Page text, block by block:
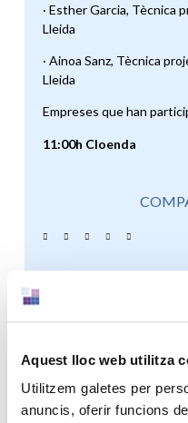
Aquest lloc web utilitza
Utilitzem galetes per
anuncis, oferir funcions
· Esther Garcia, Tècnica
Lleida
· Ainoa Sanz, Tècnica
Lleida
Empreses que han
11:00h Cloenda
INTERESSAR